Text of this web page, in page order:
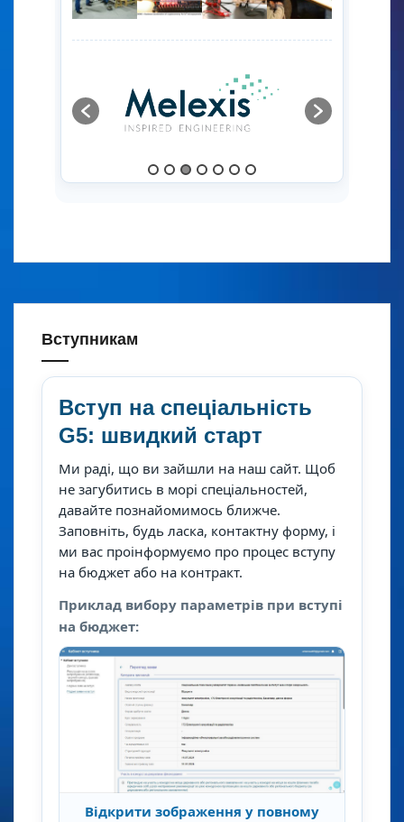
Вступникам
Вступ на спеціальність
G5: швидкий старт
Ми раді, що ви зайшли на наш сайт. Щоб
не загубитись в морі спеціальностей,
давайте познайомимось ближче.
Заповніть, будь ласка, контактну форму, і
ми вас проінформуємо про процес вступу
на бюджет або на контракт.
Приклад вибору параметрів при вступі
на бюджет:
Відкрити зображення у повному